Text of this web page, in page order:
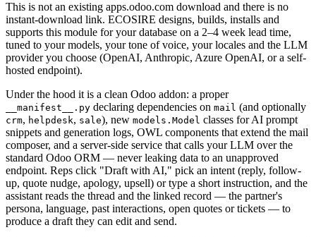
This is not an existing apps.odoo.com download and there is no
instant-download link. ECOSIRE designs, builds, installs and
supports this module for your database on a 2–4 week lead time,
tuned to your models, your tone of voice, your locales and the LLM
provider you choose (OpenAI, Anthropic, Azure OpenAI, or a self-
hosted endpoint).
Under the hood it is a clean Odoo addon: a proper
__manifest__.py declaring dependencies on mail (and optionally
crm, helpdesk, sale), new models.Model classes for AI prompt
snippets and generation logs, OWL components that extend the mail
composer, and a server-side service that calls your LLM over the
standard Odoo ORM — never leaking data to an unapproved
endpoint. Reps click "Draft with AI," pick an intent (reply, follow-
up, quote nudge, apology, upsell) or type a short instruction, and the
assistant reads the thread and the linked record — the partner's
persona, language, past interactions, open quotes or tickets — to
produce a draft they can edit and send.